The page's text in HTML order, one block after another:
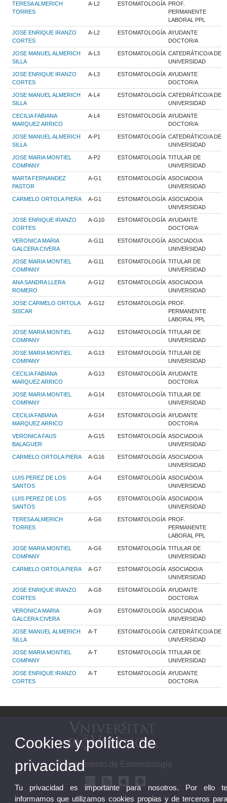
TERESA ALMERICH
TORRES
A-L2 ESTOMATOLOGÍA PROF.
PERMANENTE
LABORAL PPL
JOSE ENRIQUE IRANZO
CORTES
A-L2 ESTOMATOLOGÍA AYUDANTE
DOCTOR/A
JOSE MANUEL ALMERICH
SILLA
A-L3 ESTOMATOLOGÍA CATEDRÁTICO/A DE
UNIVERSIDAD
JOSE ENRIQUE IRANZO
CORTES
A-L3 ESTOMATOLOGÍA AYUDANTE
DOCTOR/A
JOSE MANUEL ALMERICH
SILLA
A-L4 ESTOMATOLOGÍA CATEDRÁTICO/A DE
UNIVERSIDAD
CECILIA FABIANA
MARQUEZ ARRICO
A-L4 ESTOMATOLOGÍA AYUDANTE
DOCTOR/A
JOSE MANUEL ALMERICH
SILLA
A-P1 ESTOMATOLOGÍA CATEDRÁTICO/A DE
UNIVERSIDAD
JOSE MARIA MONTIEL
COMPANY
A-P2 ESTOMATOLOGÍA TITULAR DE
UNIVERSIDAD
MARTA FERNANDEZ
PASTOR
A-G1 ESTOMATOLOGÍA ASOCIADO/A
UNIVERSIDAD
CARMELO ORTOLA PIERA A-G1 ESTOMATOLOGÍA ASOCIADO/A
UNIVERSIDAD
JOSE ENRIQUE IRANZO
CORTES
A-G10 ESTOMATOLOGÍA AYUDANTE
DOCTOR/A
VERONICA MARIA
GALCERA CIVERA
A-G11 ESTOMATOLOGÍA ASOCIADO/A
UNIVERSIDAD
JOSE MARIA MONTIEL
COMPANY
A-G11 ESTOMATOLOGÍA TITULAR DE
UNIVERSIDAD
ANA SANDRA LLERA
ROMERO
A-G12 ESTOMATOLOGÍA ASOCIADO/A
UNIVERSIDAD
JOSE CARMELO ORTOLA
SISCAR
A-G12 ESTOMATOLOGÍA PROF.
PERMANENTE
LABORAL PPL
JOSE MARIA MONTIEL
COMPANY
A-G12 ESTOMATOLOGÍA TITULAR DE
UNIVERSIDAD
JOSE MARIA MONTIEL
COMPANY
A-G13 ESTOMATOLOGÍA TITULAR DE
UNIVERSIDAD
CECILIA FABIANA
MARQUEZ ARRICO
A-G13 ESTOMATOLOGÍA AYUDANTE
DOCTOR/A
JOSE MARIA MONTIEL
COMPANY
A-G14 ESTOMATOLOGÍA TITULAR DE
UNIVERSIDAD
CECILIA FABIANA
MARQUEZ ARRICO
A-G14 ESTOMATOLOGÍA AYUDANTE
DOCTOR/A
VERONICA FAUS
BALAGUER
A-G15 ESTOMATOLOGÍA ASOCIADO/A
UNIVERSIDAD
CARMELO ORTOLA PIERA A-G16 ESTOMATOLOGÍA ASOCIADO/A
UNIVERSIDAD
LUIS PEREZ DE LOS
SANTOS
A-G4 ESTOMATOLOGÍA ASOCIADO/A
UNIVERSIDAD
LUIS PEREZ DE LOS
SANTOS
A-G5 ESTOMATOLOGÍA ASOCIADO/A
UNIVERSIDAD
TERESA ALMERICH
TORRES
A-G6 ESTOMATOLOGÍA PROF.
PERMANENTE
LABORAL PPL
JOSE MARIA MONTIEL
COMPANY
A-G6 ESTOMATOLOGÍA TITULAR DE
UNIVERSIDAD
CARMELO ORTOLA PIERA A-G7 ESTOMATOLOGÍA ASOCIADO/A
UNIVERSIDAD
JOSE ENRIQUE IRANZO
CORTES
A-G8 ESTOMATOLOGÍA AYUDANTE
DOCTOR/A
VERONICA MARIA
GALCERA CIVERA
A-G9 ESTOMATOLOGÍA ASOCIADO/A
UNIVERSIDAD
JOSE MANUEL ALMERICH
SILLA
A-T ESTOMATOLOGÍA CATEDRÁTICO/A DE
UNIVERSIDAD
JOSE MARIA MONTIEL
COMPANY
A-T ESTOMATOLOGÍA TITULAR DE
UNIVERSIDAD
JOSE ENRIQUE IRANZO
CORTES
A-T ESTOMATOLOGÍA AYUDANTE
DOCTOR/A
Departamento de Estomatología
Cookies y política de
privacidad
Tu privacidad es importante para nosotros. Por ello
informamos que utilizamos cookies propias y de terceros